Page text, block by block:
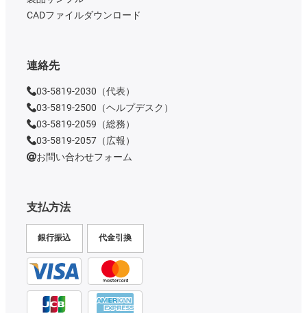
支払方法
銀行振込 代金引換
CADファイルダウンロード
連絡先
03-5819-2030（代表）
03-5819-2500（ヘルプデスク）
03-5819-2059（総務）
03-5819-2057（広報）
お問い合わせフォーム